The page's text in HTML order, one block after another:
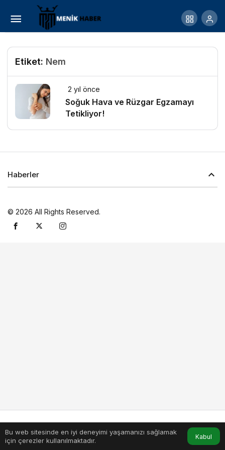
Etiket: Nem
2 yıl önce
Soğuk Hava ve Rüzgar Egzamayı
Tetikliyor!
Bu web sitesinde en iyi deneyimi yaşamanızı sağlamak
için çerezler kullanılmaktadır.
Kabul
Haberler
© 2026 All Rights Reserved.
Anasayfa Akış Hesabım